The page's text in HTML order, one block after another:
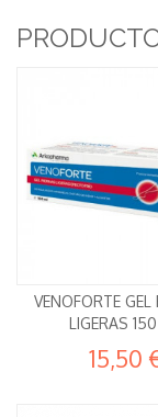
VENOFORTE GEL
LIGERAS
15,50